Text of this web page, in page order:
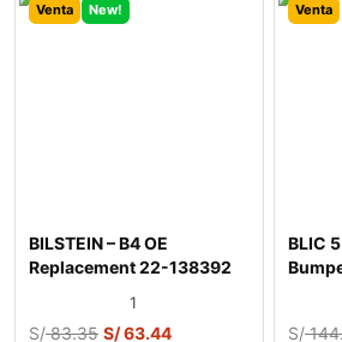
Venta New!
BILSTEIN – B4 OE
Replacement 22-138392
Shock Absor
1
S/83.35 S/63.44
Venta
BLIC
S/